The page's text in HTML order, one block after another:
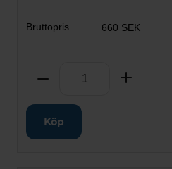
660 SEK
Ta bort
Köp